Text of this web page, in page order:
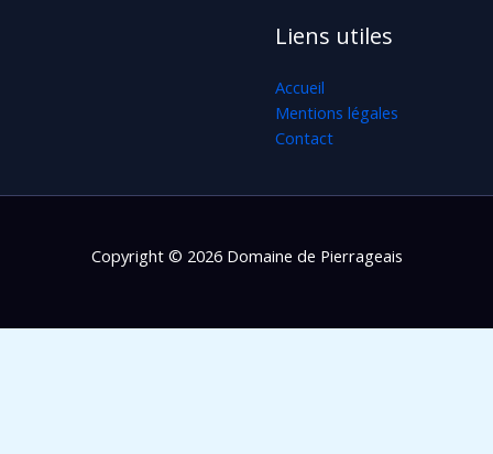
Liens utiles
Accueil
Mentions légales
Contact
Copyright © 2026 Domaine de Pierrageais